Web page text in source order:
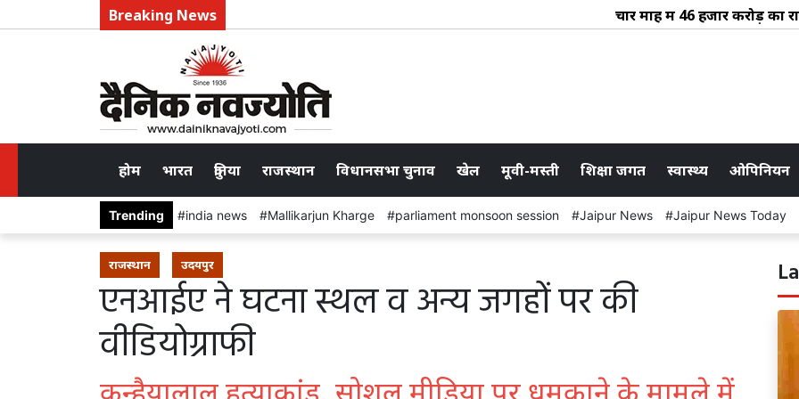
Breaking News चार माह में 46 हजार करोड़ का
होम भारत दुनिया राजस्थान विधानसभा चुनाव खेल मूवी-मस्ती शिक्षा जगत स्वास्थ्य ओपिनियन
Trending india news Mallikarjun Kharge parliament monsoon session Jaipur News Jaipur News Today
राजस्थान उदयपुर
एनआईए ने घटना स्थल व अन्य जगहों पर की
वीडियोग्राफी
कन्हैयालाल हत्याकांड, सोशल मीडिया पर धमकाने के मामले में